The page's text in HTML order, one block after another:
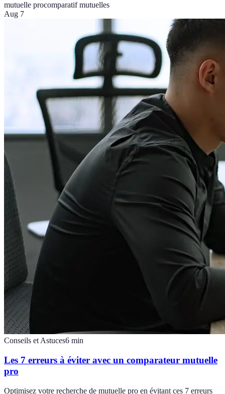
mutuelle procomparatif mutuelles
Aug 7
Conseils et Astuces6 min
Les 7 erreurs à éviter avec un comparateur mutuelle
pro
Optimisez votre recherche de mutuelle pro en évitant ces 7 erreurs